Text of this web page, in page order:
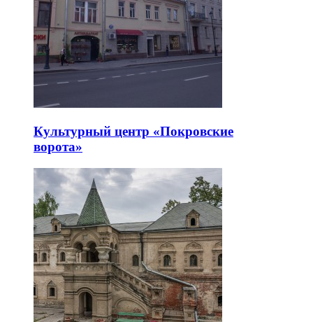
Культурный центр «Покровские
ворота»